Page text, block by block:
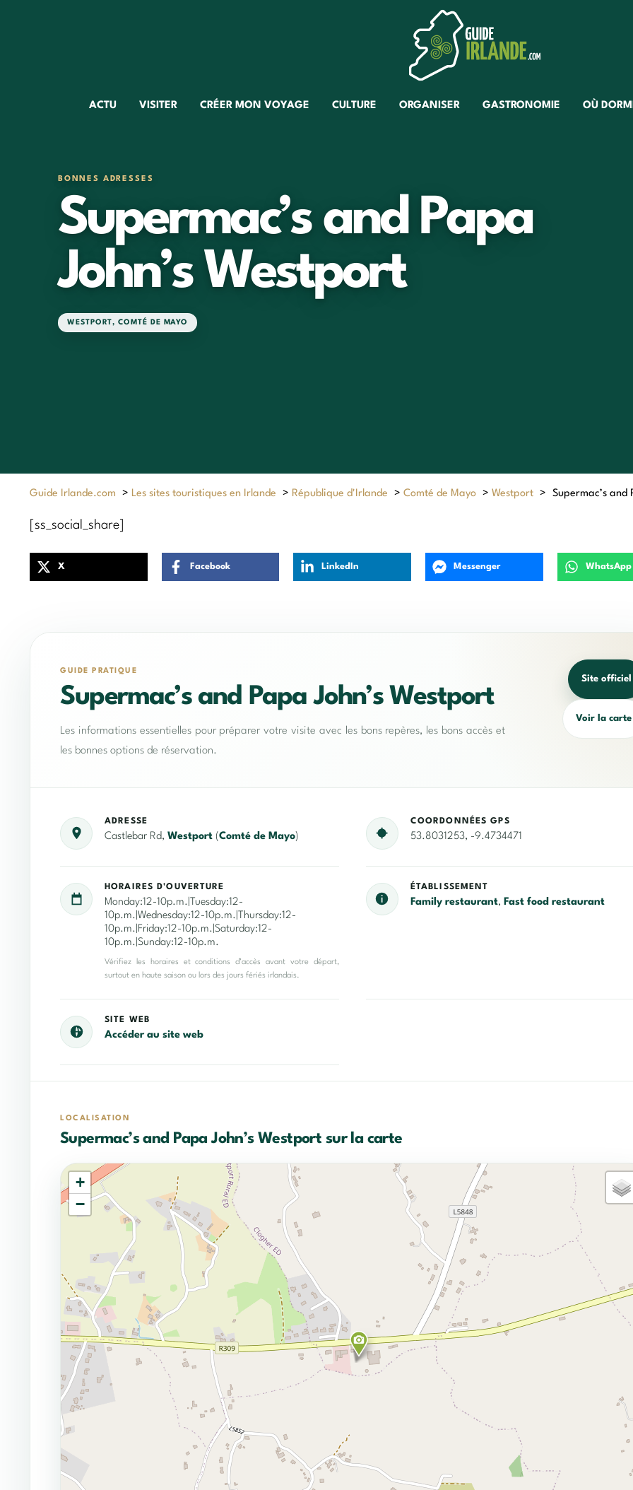
ACTU VISITER CRÉER MON VOYAGE CULTURE ORGANISER GASTRONOMIE OÙ
BONNES ADRESSES
Supermac’s and Papa
John’s Westport
WESTPORT,COMTÉ DE MAYO
Guide Irlande.com > Les sites touristiques en Irlande > République d'Irlande > Comté de Mayo > Westport > Supermac’s and
[ss_social_share]
X Facebook LinkedIn Messenger WhatsApp
GUIDE PRATIQUE
Supermac’s and Papa John’s Westport
Les informations essentielles pour préparer votre visite avec les bons repères, les bons accès et
les bonnes options de réservation.
Site officiel
Voir la carte
ADRESSE
Castlebar Rd, Westport (Comté de Mayo)
COORDONNÉES GPS
53.8031253, -9.4734471
HORAIRES D'OUVERTURE
Monday:12-10p.m.|Tuesday:12-
10p.m.|Wednesday:12-10p.m.|Thursday:12-
10p.m.|Friday:12-10p.m.|Saturday:12-
10p.m.|Sunday:12-10p.m.
Vérifiez les horaires et conditions d’accès avant votre départ,
surtout en haute saison ou lors des jours fériés irlandais.
ÉTABLISSEMENT
Family restaurant, Fast food restaurant
SITE WEB
Accéder au site web
LOCALISATION
Supermac’s and Papa John’s Westport sur la carte
+
−